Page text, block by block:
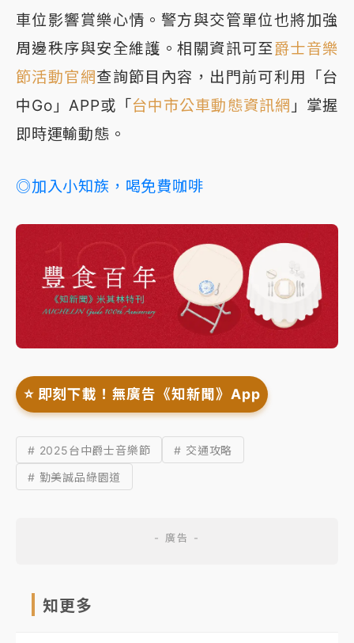
車位影響賞樂心情。警方與交管單位也將加強
周邊秩序與安全維護。相關資訊可至爵士音樂
節活動官網查詢節目內容，出門前可利用「台
中Go」APP或「台中市公車動態資訊網 」掌握
即時運輸動態。
◎加入小知族，喝免費咖啡
⭐️ 即刻下載！無廣告《知新聞》App
# 2025台中爵士音樂節
# 交通攻略
# 勤美誠品綠園道
知更多